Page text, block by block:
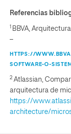
Referencias
1 BBVA,
–
HTTPS://
SOFTWARE-O-
2Atlassian,
arquitectura de
https://
architecture/